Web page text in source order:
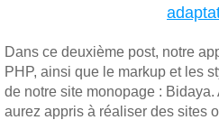
Dans ce deuxième post, notre
PHP, ainsi que le markup et les
de notre site monopage :
aurez appris à réaliser des sites